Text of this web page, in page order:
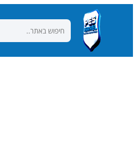
Search
for:
Search Button